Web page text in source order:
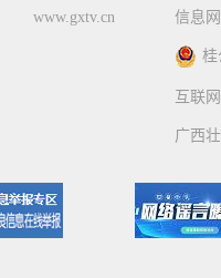
www.gxtv.cn 信息
桂
互联
广西